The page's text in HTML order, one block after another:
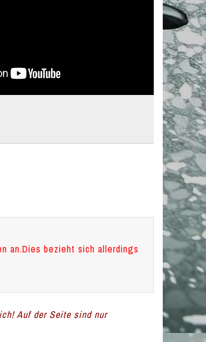
an.Dies bezieht sich allerdings
Auf der Seite sind nur